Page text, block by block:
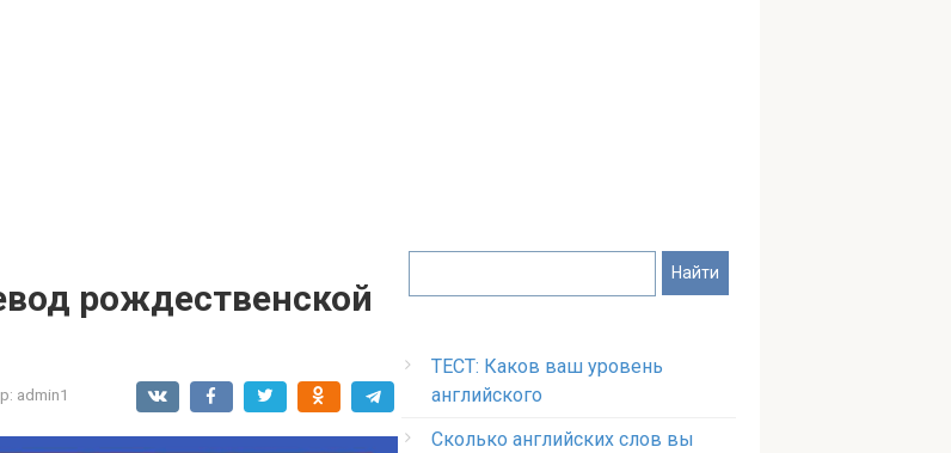
рождественской
admin1
ТЕСТ: Каков ваш уровень
английского
Сколько английских слов вы